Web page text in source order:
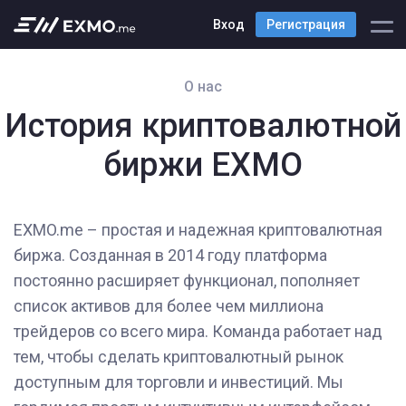
Вход Регистрация
О нас
История криптовалютной
биржи EXMO
EXMO.me – простая и надежная криптовалютная
биржа. Созданная в 2014 году платформа
постоянно расширяет функционал, пополняет
список активов для более чем миллиона
трейдеров со всего мира. Команда работает над
тем, чтобы сделать криптовалютный рынок
доступным для торговли и инвестиций. Мы